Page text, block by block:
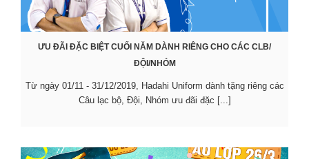
ƯU ĐÃI ĐẶC BIỆT CUỐI NĂM DÀNH RIÊNG CHO CÁC CLB/
ĐỘI/NHÓM
Từ ngày 01/11 - 31/12/2019, Hadahi Uniform dành tặng riêng các
Câu lạc bộ, Đội, Nhóm ưu đãi đặc [...]